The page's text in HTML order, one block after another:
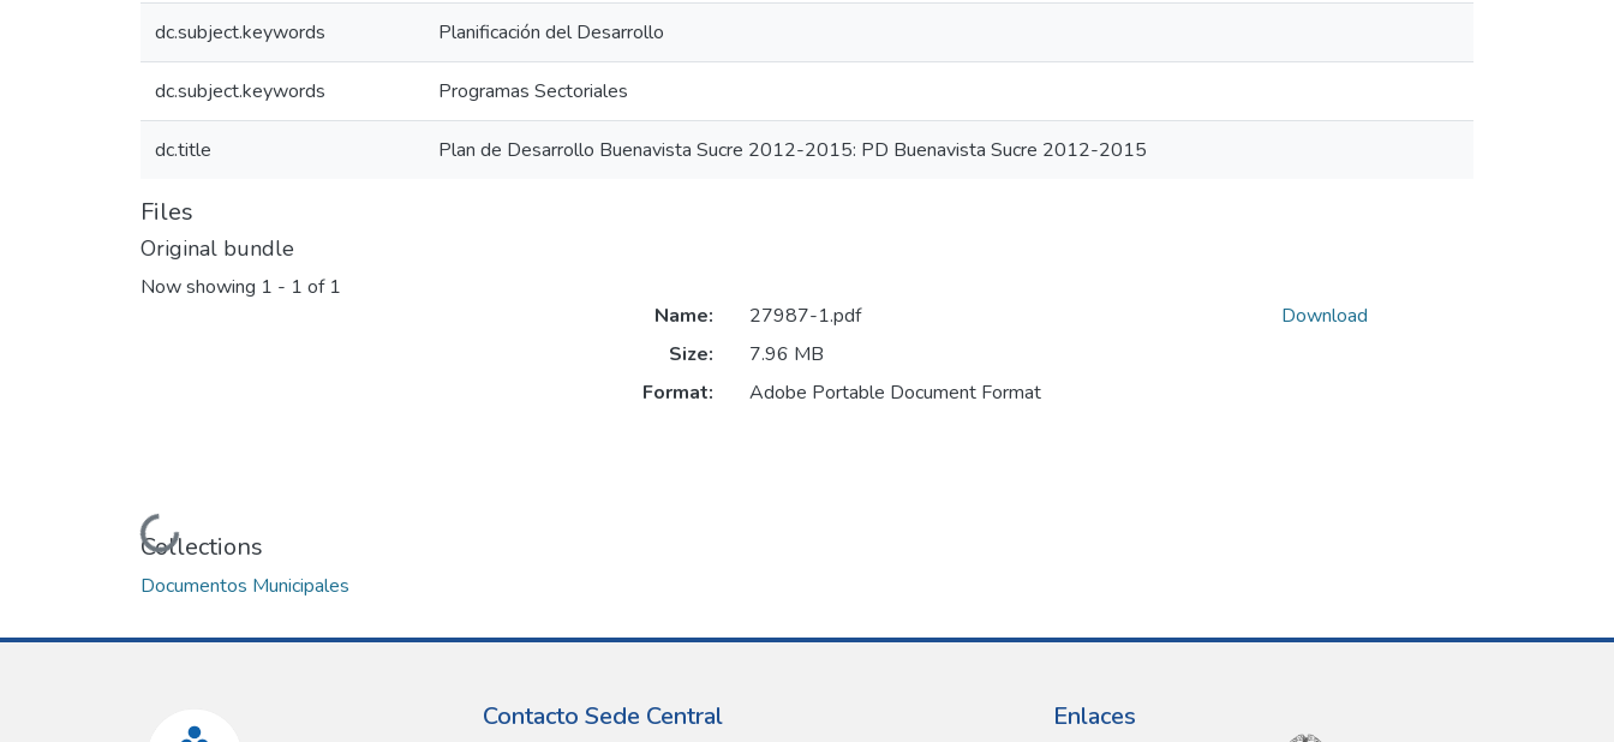
dc.subject.keywords Planificación del Desarrollo
dc.subject.keywords Programas Sectoriales
dc.title Plan de Desarrollo Buenavista Sucre 2012-2015: PD Buenavista Sucre 2012-2015
Files
Original bundle
Now showing 1 - 1 of 1
Loading...
Name:
27987-1.pdf
Size:
7.96 MB
Format:
Adobe Portable Document Format
Download
Collections
Documentos Municipales
Contacto Sede Central Enlaces